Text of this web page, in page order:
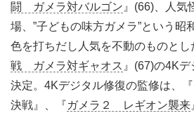
闘 ガメラ対バルゴン 』(66)、人気
場、”子どもの味方ガメラ”という昭
色を打ちだし人気を不動のものとし
戦 ガメラ対ギャオス 』(67)の4K
決定。4Kデジタル修復の監修は、
決戦』、『ガメラ２ レギオン襲来